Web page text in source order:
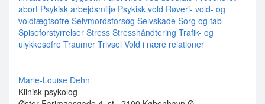
abort Psykisk arbejdsmiljø Psykisk vold Røveri- vold- og
voldtægtsofre Selvmordsforsøg Selvskade Sorg og tab
Spiseforstyrrelser Stress Stresshåndtering Trafik- og
ulykkesofre Traumer Trivsel Vold i nære relationer
Marie-Louise Dehn
Klinisk psykolog